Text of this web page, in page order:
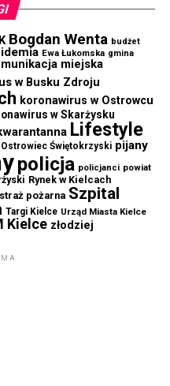
Bogdan Wenta budżet
Ewa Łukomska gmina
miejska
w Busku Zdroju
koronawirus w Ostrowcu
w Skarżysku
Lifestyle
Ostrowiec Świętokrzyski pijany
policja policjanci powiat
Rynek w Kielcach
straż pożarna Szpital
Targi Kielce Urząd Miasta Kielce
Kielce złodziej